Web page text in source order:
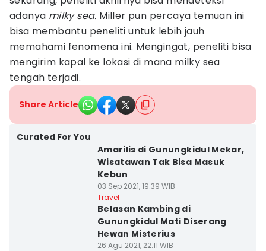
adanya milky sea. Miller pun percaya temuan ini
bisa membantu peneliti untuk lebih jauh
memahami fenomena ini. Mengingat, peneliti bisa
mengirim kapal ke lokasi di mana milky sea
tengah terjadi.
Share Article
Curated For You
Amarilis di Gunungkidul Mekar,
Wisatawan Tak Bisa Masuk
Kebun
03 Sep 2021, 19:39 WIB
Travel
Belasan Kambing di
Gunungkidul Mati Diserang
Hewan Misterius
26 Agu 2021, 22:11 WIB